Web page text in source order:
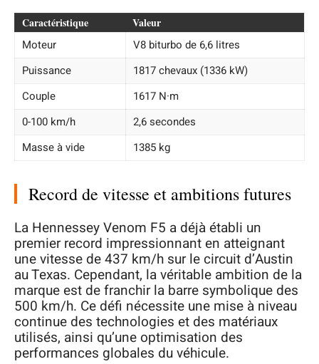
Caractéristique Valeur
Moteur
V8 biturbo de 6,6 litres
Puissance
1817 chevaux (1336 kW)
Couple
1617 N·m
0-100 km/h
2,6 secondes
Masse à vide
1385 kg
Record de vitesse et ambitions futures
La Hennessey Venom F5 a déjà établi un
premier record impressionnant en atteignant
une vitesse de 437 km/h sur le circuit d’Austin
au Texas. Cependant, la véritable ambition de la
marque est de franchir la barre symbolique des
500 km/h. Ce défi nécessite une mise à niveau
continue des technologies et des matériaux
utilisés, ainsi qu’une optimisation des
performances globales du véhicule.